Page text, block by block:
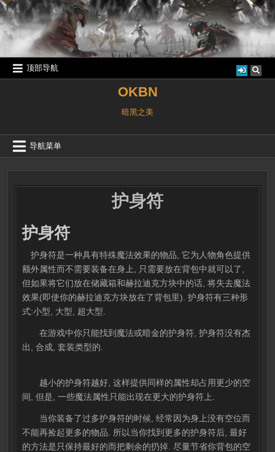
跳
至
顶部导航
OKBN
暗黑之美
导航菜单
护身符
护身符
护身符是一种具有特殊魔法效果的物品, 它为人物角色提供
额外属性而不需要装备在身上, 只需要放在背包中就可以了,
但如果将它们放在储藏箱和赫拉迪克方块中的话, 将失去魔法
效果(即使你的赫拉迪克方块放在了背包里). 护身符有三种形
式:小型, 大型, 超大型.
在游戏中你只能找到魔法或暗金的护身符, 护身符没有杰
出, 合成, 套装类型的.
越小的护身符越好, 这样提供同样的属性却占用更少的空
间, 但是, 一些魔法属性只能出现在更大的护身符上.
当你装备了过多护身符的时候, 经常因为身上没有空位而
不能再捡起更多的物品. 所以当你找到更多的护身符后, 最好
的方法是只保持最好的而把剩余的扔掉. 尽量节省你背包的空